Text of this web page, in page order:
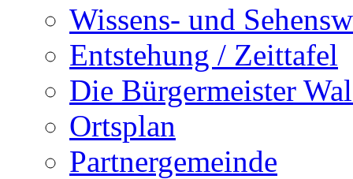
Wissens- und
Entstehung / Zeittafel
Die Bürgermeister
Ortsplan
Partnergemeinde